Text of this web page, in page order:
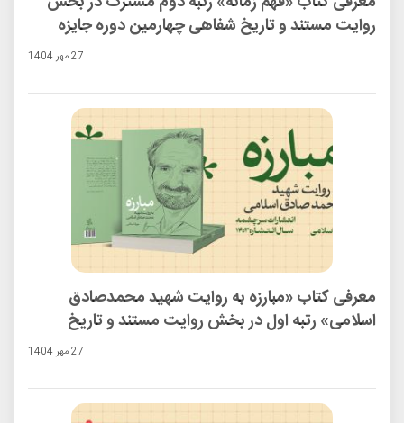
روایت مستند و تاریخ شفاهی چهارمین دوره جایزه
27 مهر 1404
معرفی کتاب «مبارزه به روایت شهید محمدصادق
اسلامی» رتبه اول در بخش روایت مستند و تاریخ
شفاهی چهارمین دوره جایزه ادبی شهید اندرزگو27 مهر 1404